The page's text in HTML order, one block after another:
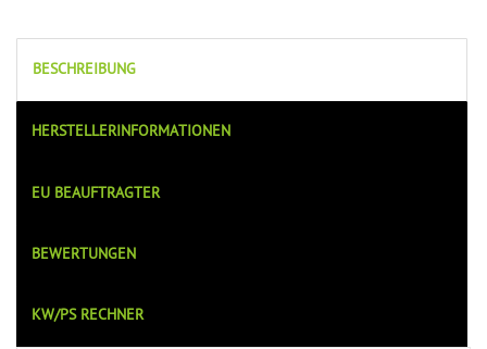
BESCHREIBUNG
HERSTELLERINFORMATIONEN
EU BEAUFTRAGTER
BEWERTUNGEN
KW/PS RECHNER